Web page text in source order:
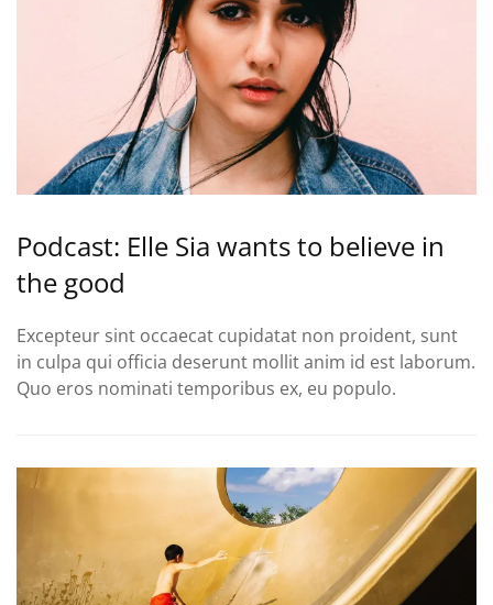
Podcast: Elle Sia wants to believe in
the good
Excepteur sint occaecat cupidatat non proident, sunt
in culpa qui officia deserunt mollit anim id est laborum.
Quo eros nominati temporibus ex, eu populo.